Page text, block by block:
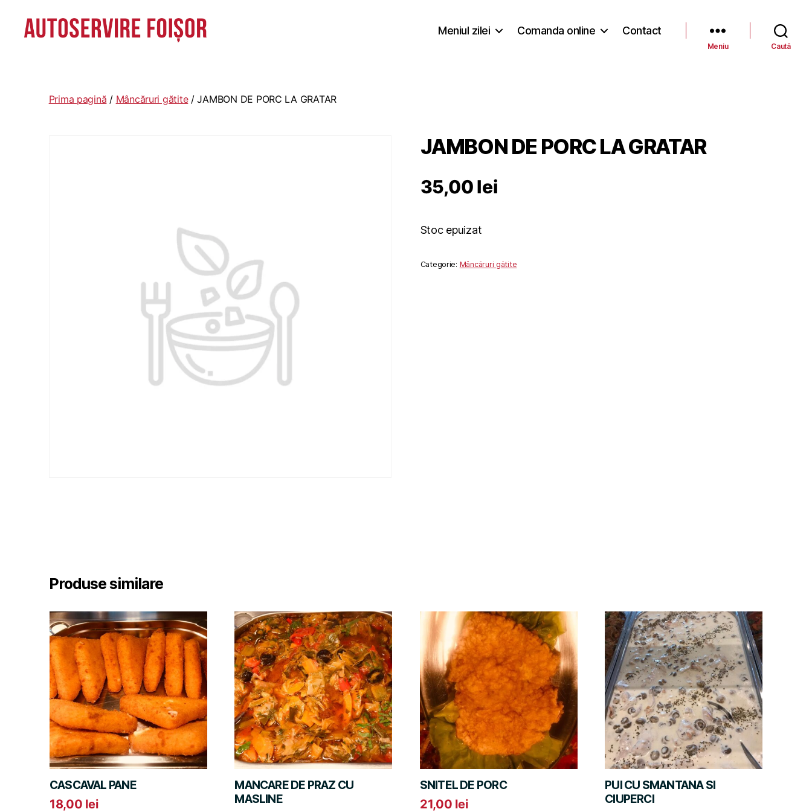
Lascăr
Meniul zilei Comanda online Contact
Meniu Caută
Prima pagină / Mâncăruri gătite/ JAMBON DE PORC LA GRATAR
JAMBON DE PORC LA GRATAR
35,00lei
Stoc epuizat
Categorie: Mâncăruri gătite
Produse similare
CASCAVAL PANE
18,00 lei
MANCARE DE PRAZ CU
MASLINE
SNITEL DE PORC
21,00 lei
PUI CU SMANTANA SI
CIUPERCI